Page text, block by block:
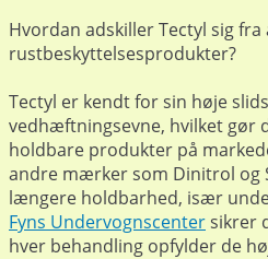
Hvordan adskiller Tectyl sig fra
rustbeskyttelsesprodukter?
Tectyl er kendt for sin høje
vedhæftningsevne, hvilket gør
holdbare produkter på
andre mærker som Dinitrol og
længere holdbarhed, især
Fyns Undervognscentersikrer
hver behandling opfylder de